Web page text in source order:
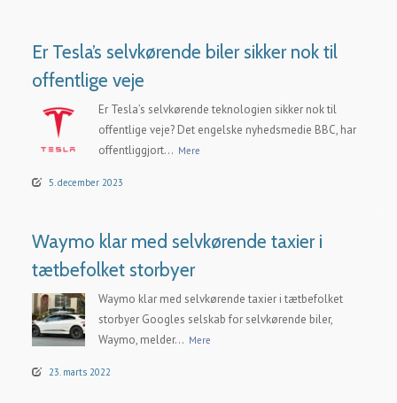
Er Tesla’s selvkørende biler sikker nok til
offentlige veje
Er Tesla’s selvkørende teknologien sikker nok til
offentlige veje? Det engelske nyhedsmedie BBC, har
offentliggjort... Mere
5. december 2023
Waymo klar med selvkørende taxier i
tætbefolket storbyer
Waymo klar med selvkørende taxier i tætbefolket
storbyer Googles selskab for selvkørende biler,
Waymo, melder... Mere
23. marts 2022